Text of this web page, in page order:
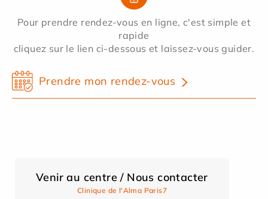
Pour prendre rendez-vous en ligne, c'est simple et
rapide
cliquez sur le lien ci-dessous et laissez-vous guider.
Prendre mon rendez-vous
Venir au centre / Nous contacter
Clinique de l'Alma Paris7